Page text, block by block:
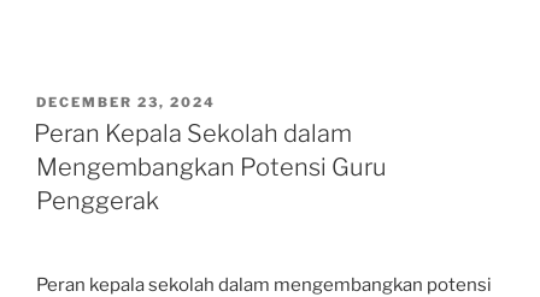
POSTED
ON
DECEMBER 23, 2024
Peran Kepala Sekolah dalam
Mengembangkan Potensi Guru
Penggerak
Peran kepala sekolah dalam mengembangkan potensi